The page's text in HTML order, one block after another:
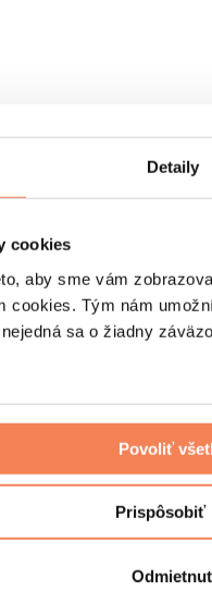
Detaily
cookies
aby sme vám
cookies. Tým nám
sa o žiadny
Povoliť
Prispôsobiť